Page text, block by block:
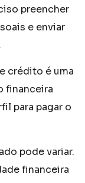
preencher
e enviar
crédito é uma
financeira
para pagar o
pode variar.
financeira